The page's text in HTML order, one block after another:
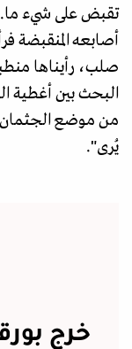
تقبض على شيء
أصابعه المنقبضة
صلب، رأيناها
البحث بين أغطية
من موضع
يُرى".
خرج